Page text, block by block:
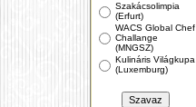
Szakácsolimpia
(Erfurt)
WACS Global Chef
Challange
(MNGSZ)
Kulináris Világkupa
(Luxemburg)